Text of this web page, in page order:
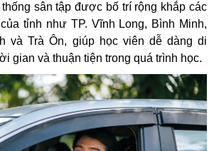
sân tập được bố trí rộng khắp các
tỉnh như TP. Vĩnh Long, Bình Minh,
và Trà Ôn, giúp học viên dễ dàng di
gian và thuận tiện trong quá trình học.